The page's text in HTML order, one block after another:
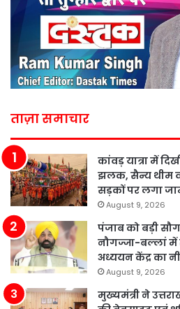
ताज़ा समाचार
कांवड़ यात्रा में
झलक, सैन्य थीम
सड़कों पर लगा
August 9, 2026
पंजाब को बड़ी
नौगज्जा-बल्लां में
अध्ययन केंद्र का
August 9, 2026
मुख्यमंत्री ने